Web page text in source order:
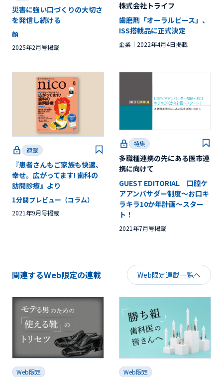
災害に強い口づくりの大切さ
を発信し続ける
顔
2025年2月号掲載
株式会社トライフ
歯磨剤「オーラルピース」、
ISS搭載品に正式決定
企業 2022年4月4日掲載
連載
『患者さんもご家族も快適、
幸せ。広がってます! 歯科の
訪問診療』より
1分間プレビュー（コラム）
2021年9月号掲載
特集
多職種連携の先にある医市連
携に向けて
GUEST EDITORIAL 口腔ケ
アアンバサダー制度〜お口キ
ラキラ10か年計画〜スター
ト！
2021年7月号掲載
関連するWeb限定の連載 Web限定連載一覧へ
Web限定 Web限定